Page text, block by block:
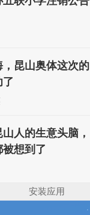
昆山奥体这次的
人的生意头脑，
想到了
安装应用